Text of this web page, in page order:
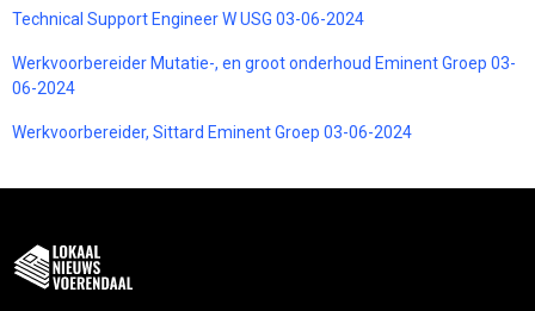
Technical Support Engineer W USG 03-06-2024
Werkvoorbereider Mutatie-, en groot onderhoud Eminent Groep 03-
06-2024
Werkvoorbereider, Sittard Eminent Groep 03-06-2024